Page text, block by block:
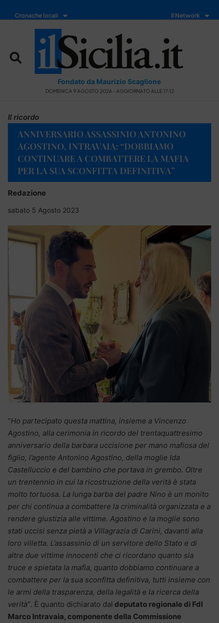
Cronache locali Il Network
Fondato da Maurizio Scaglione
DOMENICA 9 AGOSTO 2026 - AGGIORNATO ALLE 17:12
Il ricordo
ANNIVERSARIO ASSASSINIO ANTONINO
AGOSTINO, INTRAVAIA: “DOBBIAMO
CONTINUARE A COMBATTERE LA MAFIA
PER LA SUA SCONFITTA DEFINITIVA”
Redazione
sabato 5 Agosto 2023
“Ho partecipato questa mattina, insieme a Vincenzo
Agostino, alla cerimonia in ricordo del trentaquattresimo
anniversario della barbara uccisione per mano mafiosa del
figlio, l’agente Antonino Agostino, della moglie Ida
Castelluccio e del bambino che portava in grembo. Oltre
un trentennio in cui la ricostruzione della verità è stata
molto tortuosa. La lunga barba del padre Nino è un monito
per chi continua a combattere la criminalità organizzata e a
rendere giustizia alle vittime. Agostino e la moglie sono
stati uccisi senza pietà a Villagrazia di Carini, davanti alla
loro villetta. L’assassinio di un servitore dello Stato e di
altre due vittime innocenti che ci ricordano quanto sia
truce e spietata la mafia, quanto dobbiamo continuare a
combattere per la sua sconfitta definitiva, tutti insieme con
le armi della trasparenza, della legalità e la ricerca della
verità”. È quanto dichiarato dal deputato regionale di FdI
Marco Intravaia, componente della Commissione